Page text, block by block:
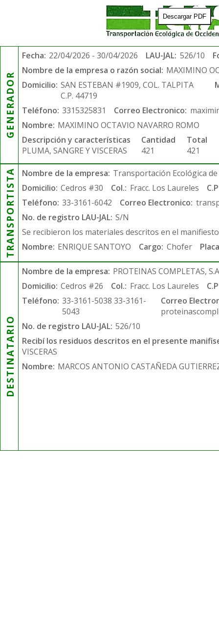
Descargar PDF
GENERADOR
Fecha: 22/04/2026 - 30/04/2026 LAU-JAL: 526/10
Nombre de la empresa o razón social: MAXIMINO
Domicilio: SAN ESTEBAN #1909, COL. TALPITA
C.P. 44719
Teléfono: 3315325831 Correo Electronico:
Nombre: MAXIMINO OCTAVIO NAVARRO ROMO
Descripción y características
PLUMA, SANGRE Y VISCERAS
Cantidad
421
Total
421
TRANSPORTISTA Nombre de la empresa: Transportación Ecológica de
Domicilio: Cedros #30 Col.: Fracc. Los Laureles
Teléfono: 33-3161-6042 Correo Electronico:
No. de registro LAU-JAL: S/N
Se recibieron los materiales descritos en el
Nombre: ENRIQUE SANTOYO Cargo: Chofer
DESTINATARIO
Nombre de la empresa: PROTEINAS COMPLETAS,
Domicilio: Cedros #26 Col.: Fracc. Los Laureles
Teléfono: 33-3161-5038 33-3161-
5043
Correo
No. de registro LAU-JAL: 526/10
Recibí los residuos descritos en el presente
VISCERAS
Nombre: MARCOS ANTONIO CASTAÑEDA